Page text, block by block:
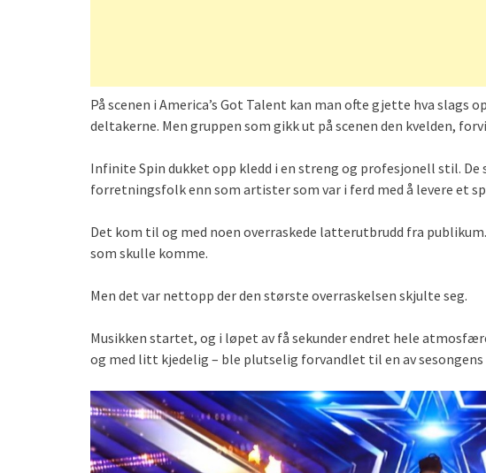
På scenen i America’s Got Talent kan man ofte gjette hva slags
deltakerne. Men gruppen som gikk ut på scenen den kvelden,
Infinite Spin dukket opp kledd i en streng og profesjonell stil.
forretningsfolk enn som artister som var i ferd med å levere et
Det kom til og med noen overraskede latterutbrudd fra
som skulle komme.
Men det var nettopp der den største overraskelsen skjulte seg.
Musikken startet, og i løpet av få sekunder endret hele
og med litt kjedelig – ble plutselig forvandlet til en av